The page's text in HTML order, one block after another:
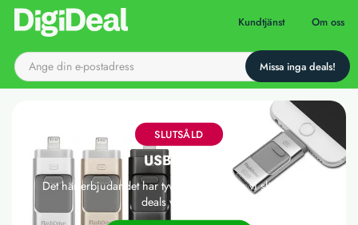
Till startsidan Kundtjänst Om oss
SLUTSÅLD
USB-minne
Det här erbjudandet har tyvärr gått ut, men vi släpper nya
deals varje dag!